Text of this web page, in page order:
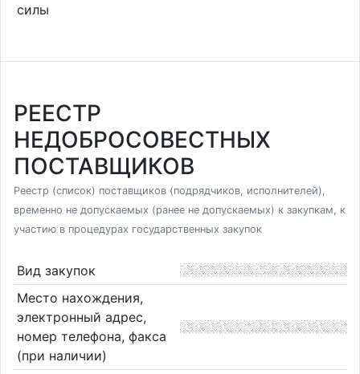
силы
РЕЕСТР
НЕДОБРОСОВЕСТНЫХ
ПОСТАВЩИКОВ
Реестр (список) поставщиков (подрядчиков, исполнителей),
временно не допускаемых (ранее не допускаемых) к закупкам, к
участию в процедурах государственных закупок
Вид закупок
Место нахождения,
электронный адрес,
номер телефона, факса
(при наличии)